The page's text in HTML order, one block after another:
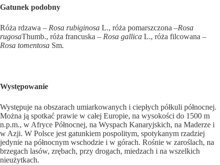
Gatunek podobny
Róża rdzawa – Rosa rubiginosa L., róża pomarszczona –Rosa
rugosaThumb., róża francuska – Rosa gallica L., róża filcowana –
Rosa tomentosa Sm.
Występowanie
Występuje na obszarach umiarkowanych i ciepłych pół­kuli północnej.
Można ją spotkać prawie w całej Europie, na wysokości do 1500 m
n.p.m., w Afryce Północnej, na Wyspach Kanaryjskich, na Maderze i
w Azji. W Polsce jest gatunkiem pospolitym, spotykanym rzadziej
jedynie na północnym wschodzie i w górach. Rośnie w zaroślach, na
brzegach lasów, zrębach, przy drogach, miedzach i na wszelkich
nieużytkach.